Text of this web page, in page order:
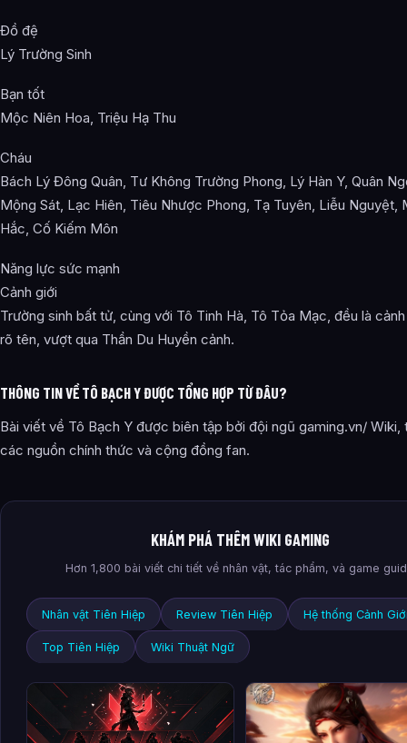
Đồ đệ
Lý Trường Sinh
Bạn tốt
Mộc Niên Hoa, Triệu Hạ Thu
Cháu
Bách Lý Đông Quân, Tư Không Trường Phong, Lý Hàn Y, Quân
Mộng Sát, Lạc Hiên, Tiêu Nhược Phong, Tạ Tuyên, Liễu Nguyệt,
Hắc, Cố Kiếm Môn
Năng lực sức mạnh
Cảnh giới
Trường sinh bất tử, cùng với Tô Tinh Hà, Tô Tỏa Mạc, đều là
rõ tên, vượt qua Thần Du Huyền cảnh.
THÔNG TIN VỀ TÔ BẠCH Y ĐƯỢC TỔNG HỢP TỪ ĐÂU?
Bài viết về Tô Bạch Y được biên tập bởi đội ngũ gaming.vn/ Wiki,
các nguồn chính thức và cộng đồng fan.
KHÁM PHÁ THÊM WIKI GAMING
Hơn 1,800 bài viết chi tiết về nhân vật, tác phẩm, và game
Nhân vật Tiên Hiệp Review Tiên Hiệp Hệ thống Cảnh
Top Tiên Hiệp Wiki Thuật Ngữ